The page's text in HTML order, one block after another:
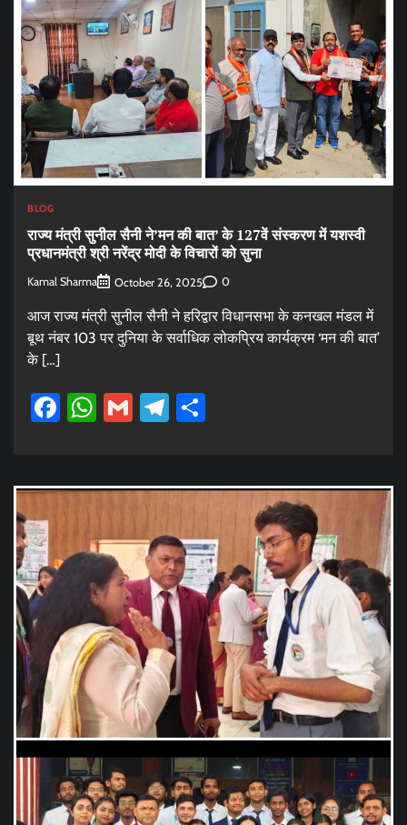
BLOG
राज्य मंत्री सुनील सैनी ने’मन की बात’ के 127वें संस्करण में यशस्वी
प्रधानमंत्री श्री नरेंद्र मोदी के विचारों को सुना
Kamal Sharma October 26, 2025 0
आज राज्य मंत्री सुनील सैनी ने हरिद्वार विधानसभा के कनखल मंडल में
बूथ नंबर 103 पर दुनिया के सर्वाधिक लोकप्रिय कार्यक्रम ‘मन की बात’
के […]
Facebook
WhatsApp
GmailTelegram